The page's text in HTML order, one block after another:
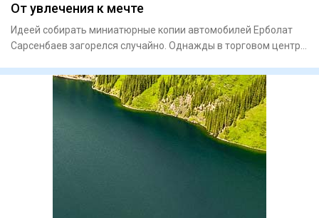
От увлечения к мечте
Идеей собирать миниа­тюрные копии автомобилей Ерболат
Сарсенбаев загорелся случайно. Однажды в торговом центре